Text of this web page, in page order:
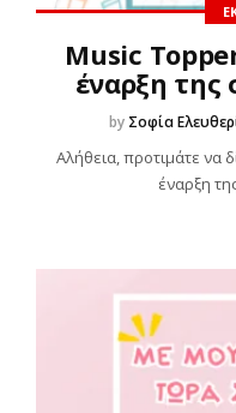
Music
έναρξη της
by Σοφία
Αλήθεια, προτιμάτε να
έναρξη